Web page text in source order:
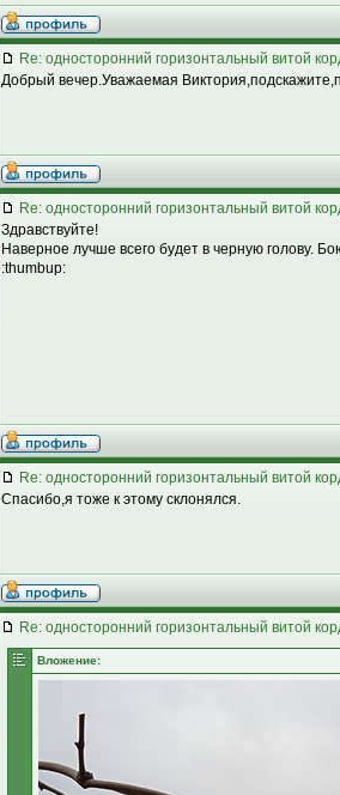
Re: односторонний горизонтальный витой
Добрый вечер.Уважаемая
Re: односторонний горизонтальный витой
Здравствуйте!
Наверное лучше всего будет в черную голову.
:thumbup:
Re: односторонний горизонтальный витой
Спасибо,я тоже к этому склонялся.
Re: односторонний горизонтальный витой
Вложение: